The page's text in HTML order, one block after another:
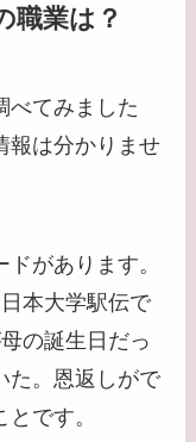
職業は？
べてみました
報は分かりませ
があります。
本大学駅伝で
の誕生日だっ
た。恩返しがで
です。